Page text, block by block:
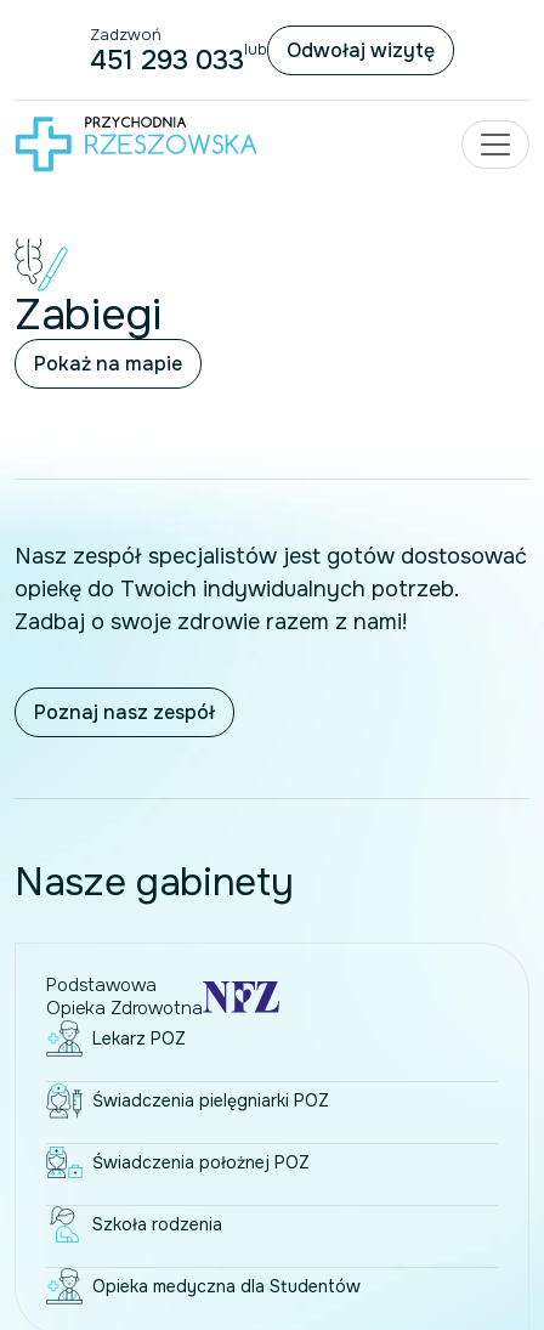
Przejdź do treści
Zadzwoń
451 293 033lub Odwołaj wizytę
Zabiegi
Pokaż na mapie
Nasz zespół specjalistów jest gotów dostosować
opiekę do Twoich indywidualnych potrzeb.
Zadbaj o swoje zdrowie razem z nami!
Poznaj nasz zespół
Nasze gabinety
Podstawowa
Opieka Zdrowotna
Lekarz POZ
Świadczenia pielęgniarki POZ
Świadczenia położnej POZ
Szkoła rodzenia
Opieka medyczna dla Studentów